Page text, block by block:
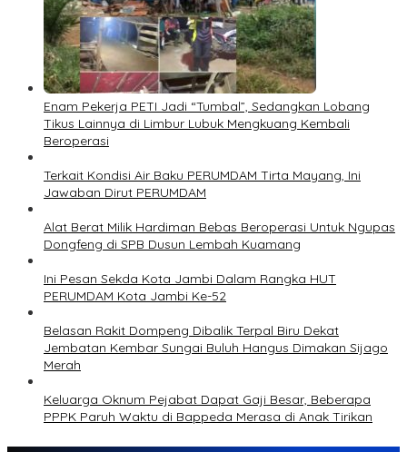
Enam Pekerja PETI Jadi “Tumbal”, Sedangkan Lobang
Tikus Lainnya di Limbur Lubuk Mengkuang Kembali
Beroperasi
Terkait Kondisi Air Baku PERUMDAM Tirta Mayang, Ini
Jawaban Dirut PERUMDAM
Alat Berat Milik Hardiman Bebas Beroperasi Untuk Ngupas
Dongfeng di SPB Dusun Lembah Kuamang
Ini Pesan Sekda Kota Jambi Dalam Rangka HUT
PERUMDAM Kota Jambi Ke-52
Belasan Rakit Dompeng Dibalik Terpal Biru Dekat
Jembatan Kembar Sungai Buluh Hangus Dimakan Sijago
Merah
Keluarga Oknum Pejabat Dapat Gaji Besar, Beberapa
PPPK Paruh Waktu di Bappeda Merasa di Anak Tirikan